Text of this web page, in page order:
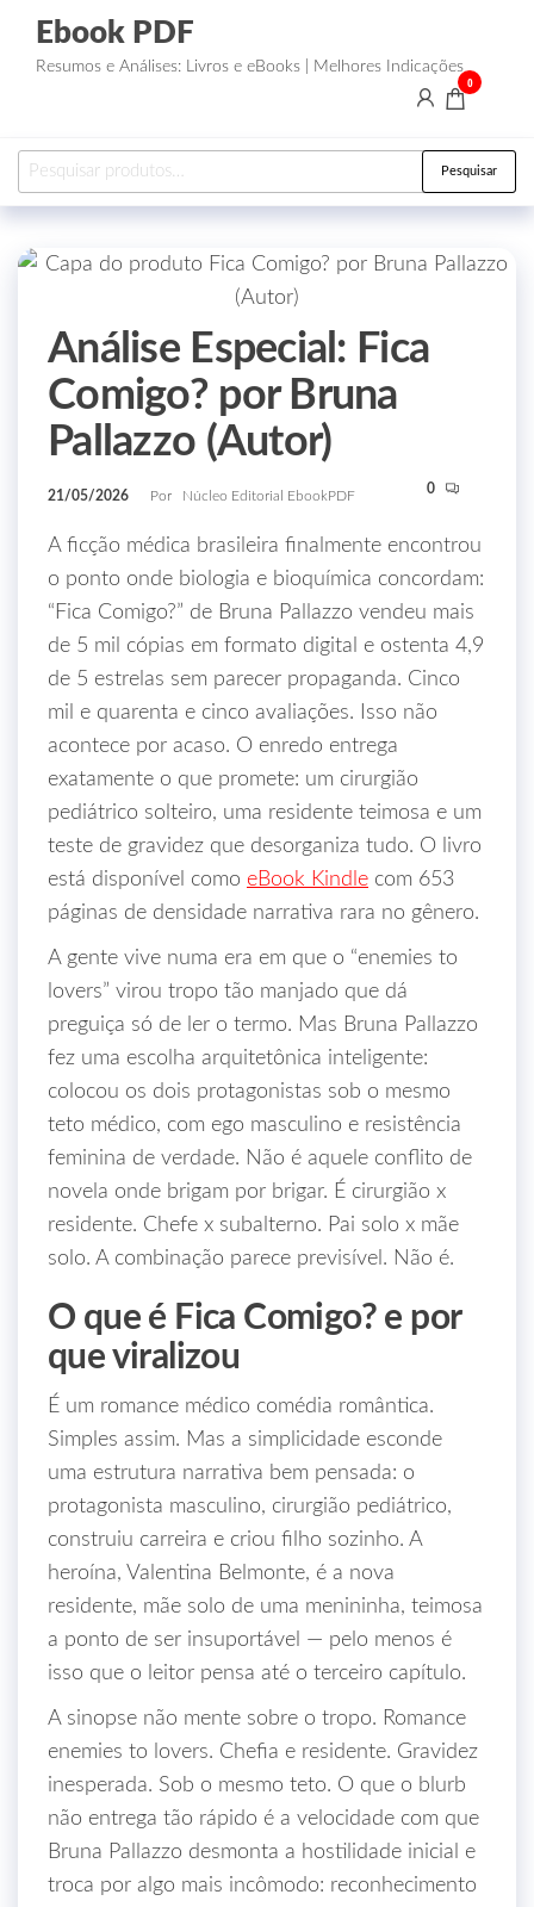
Ebook PDF
Resumos e Análises: Livros e eBooks | Melhores Indicações
0
Pesquisar
Análise Especial: Fica
Comigo? por Bruna
Pallazzo (Autor)
21/05/2026 Por Núcleo Editorial EbookPDF 0
A ficção médica brasileira finalmente encontrou
o ponto onde biologia e bioquímica concordam:
“Fica Comigo?” de Bruna Pallazzo vendeu mais
de 5 mil cópias em formato digital e ostenta 4,9
de 5 estrelas sem parecer propaganda. Cinco
mil e quarenta e cinco avaliações. Isso não
acontece por acaso. O enredo entrega
exatamente o que promete: um cirurgião
pediátrico solteiro, uma residente teimosa e um
teste de gravidez que desorganiza tudo. O livro
está disponível como eBook Kindle com 653
páginas de densidade narrativa rara no gênero.
A gente vive numa era em que o “enemies to
lovers” virou tropo tão manjado que dá
preguiça só de ler o termo. Mas Bruna Pallazzo
fez uma escolha arquitetônica inteligente:
colocou os dois protagonistas sob o mesmo
teto médico, com ego masculino e resistência
feminina de verdade. Não é aquele conflito de
novela onde brigam por brigar. É cirurgião x
residente. Chefe x subalterno. Pai solo x mãe
solo. A combinação parece previsível. Não é.
O que é Fica Comigo? e por
que viralizou
É um romance médico comédia romântica.
Simples assim. Mas a simplicidade esconde
uma estrutura narrativa bem pensada: o
protagonista masculino, cirurgião pediátrico,
construiu carreira e criou filho sozinho. A
heroína, Valentina Belmonte, é a nova
residente, mãe solo de uma menininha, teimosa
a ponto de ser insuportável — pelo menos é
isso que o leitor pensa até o terceiro capítulo.
A sinopse não mente sobre o tropo. Romance
enemies to lovers. Chefia e residente. Gravidez
inesperada. Sob o mesmo teto. O que o blurb
não entrega tão rápido é a velocidade com que
Bruna Pallazzo desmonta a hostilidade inicial e
troca por algo mais incômodo: reconhecimento